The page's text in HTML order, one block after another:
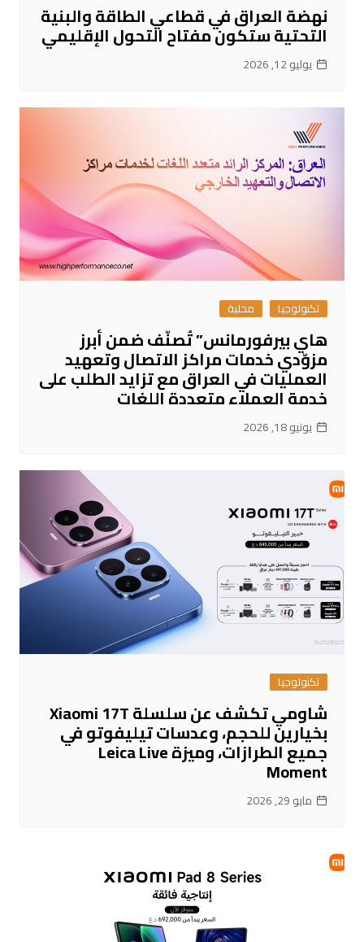
نهضة العراق في قطاعي الطاقة والبنية
التحتية ستكون مفتاح التحول الإقليمي
يوليو 12, 2026
تكنولوجيا محلية
هاي بيرفورمانس” تُصنّف ضمن أبرز
مزوّدي خدمات مراكز الاتصال وتعهيد
العمليات في العراق مع تزايد الطلب على
خدمة العملاء متعددة اللغات
يونيو 18, 2026
تكنولوجيا
شاومي تكشف عن سلسلة Xiaomi 17T
بخيارين للحجم، وعدسات تيليفوتو في
جميع الطرازات، وميزة Leica Live
Moment
مايو 29, 2026